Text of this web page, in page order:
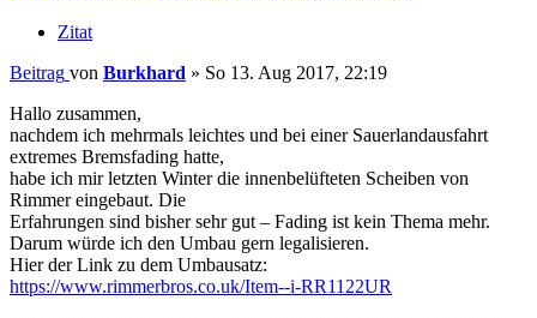
Zitat
Beitrag von Burkhard » So 13. Aug 2017, 22:19
Hallo zusammen,
nachdem ich mehrmals leichtes und bei einer Sauerlandausfahrt
extremes Bremsfading hatte,
habe ich mir letzten Winter die innenbelüfteten Scheiben von
Rimmer eingebaut. Die
Erfahrungen sind bisher sehr gut – Fading ist kein Thema mehr.
Darum würde ich den Umbau gern legalisieren.
Hier der Link zu dem Umbausatz:
https://www.rimmerbros.co.uk/Item--i-RR1122UR